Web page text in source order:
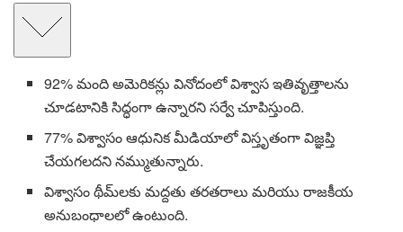
92% మంది అమెరికన్లు వినోదంలో విశ్వాస ఇతివృత్తాలను
చూడటానికి సిద్ధంగా ఉన్నారని సర్వే చూపిస్తుంది.
77% విశ్వాసం ఆధునిక మీడియాలో విస్తృతంగా విజ్ఞప్తి
చేయగలదని నమ్ముతున్నారు.
విశ్వాసం థీమ్‌లకు మద్దతు తరతరాలు మరియు రాజకీయ
అనుబంధాలలో ఉంటుంది.